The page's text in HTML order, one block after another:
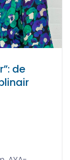
de